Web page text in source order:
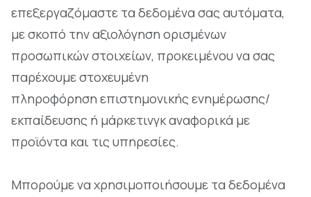
επεξεργαζόμαστε τα δεδομένα σας αυτόματα,
με σκοπό την αξιολόγηση ορισμένων
προσωπικών στοιχείων, προκειμένου να σας
παρέχουμε στοχευμένη
πληροφόρηση επιστημονικής ενημέρωσης/
εκπαίδευσης ή μάρκετινγκ αναφορικά με
προϊόντα και τις υπηρεσίες.
Μπορούμε να χρησιμοποιήσουμε τα δεδομένα